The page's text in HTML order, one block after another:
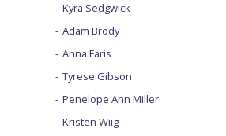
Kyra Sedgwick
Adam Brody
Anna Faris
Tyrese Gibson
Penelope Ann Miller
Kristen Wiig